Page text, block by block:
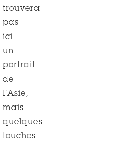
trouvera
pas
ici
un
portrait
de
l’Asie,
mais
quelques
touches